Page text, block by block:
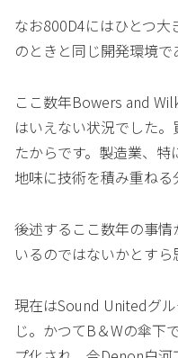
なお800D4にはひとつ大
のときと同じ開発環境で
ここ数年Bowers and
はいえない状況でした
たからです。製造業、
地味に技術を積み重ねる
後述するここ数年の事
いるのではないかとすら
現在はSound Unitedグ
じ。かつてB＆Wの傘下